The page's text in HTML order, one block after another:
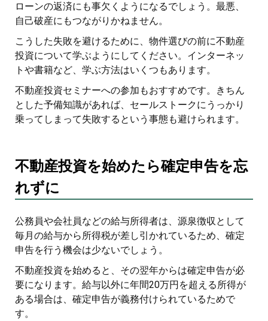
ローンの返済にも事欠くようになるでしょう。最悪、
自己破産にもつながりかねません。
こうした失敗を避けるために、物件選びの前に不動産
投資について学ぶようにしてください。インターネッ
トや書籍など、学ぶ方法はいくつもあります。
不動産投資セミナーへの参加もおすすめです。きちん
とした予備知識があれば、セールストークにうっかり
乗ってしまって失敗するという事態も避けられます。
不動産投資を始めたら確定申告を忘
れずに
公務員や会社員などの給与所得者は、源泉徴収として
毎月の給与から所得税が差し引かれているため、確定
申告を行う機会は少ないでしょう。
不動産投資を始めると、その翌年からは確定申告が必
要になります。給与以外に年間20万円を超える所得が
ある場合は、確定申告が義務付けられているためで
す。